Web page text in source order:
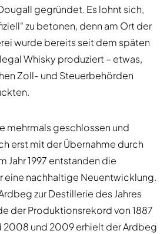
gegründet. Es lohnt sich,
zu betonen, denn am Ort der
wurde bereits seit dem späten
Whisky produziert – etwas,
Zoll- und Steuerbehörden
mehrmals geschlossen und
erst mit der Übernahme durch
Jahr 1997 entstanden die
eine nachhaltige Neuentwicklung.
zur Destillerie des Jahres
der Produktionsrekord von 1887
2008 und 2009 erhielt der Ardbeg